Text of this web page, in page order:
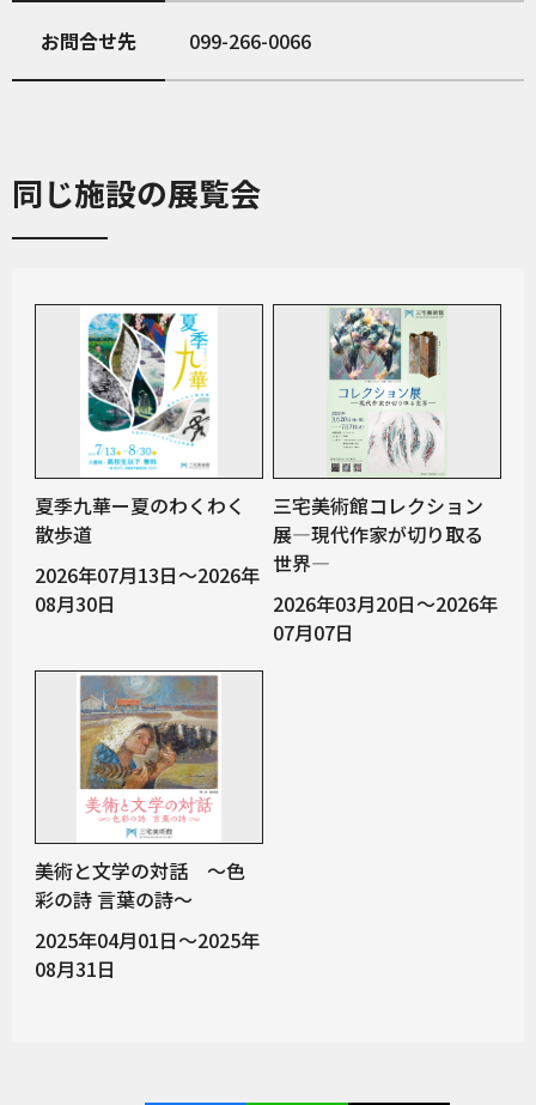
お問合せ先 099-266-0066
同じ施設の展覧会
夏季九華ー夏のわくわく
散歩道
2026年07月13日～2026年
08月30日
三宅美術館コレクション
展―現代作家が切り取る
世界―
2026年03月20日～2026年
07月07日
美術と文学の対話 ～色
彩の詩 言葉の詩～
2025年04月01日～2025年
08月31日